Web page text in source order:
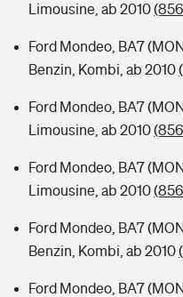
Limousine, ab 2010
Ford Mondeo, BA7
Benzin, Kombi, ab 2010
Ford Mondeo, BA7
Limousine, ab 2010
Ford Mondeo, BA7
Limousine, ab 2010
Ford Mondeo, BA7
Benzin, Kombi, ab 2010
Ford Mondeo, BA7